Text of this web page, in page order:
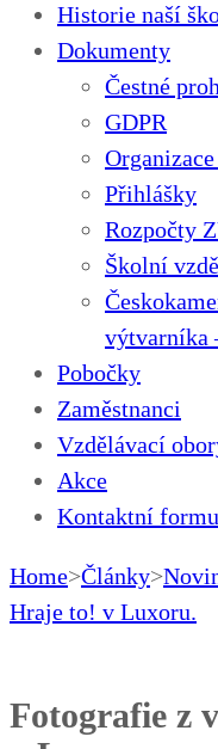
Historie naší
Dokumenty
Čestné
GDPR
Přihlášky
Rozpočty
Školní
výtvarníka
Pobočky
Zaměstnanci
Vzdělávací
Akce
Kontaktní
Home>Články>
Hraje to! v Luxoru.
Fotografie z